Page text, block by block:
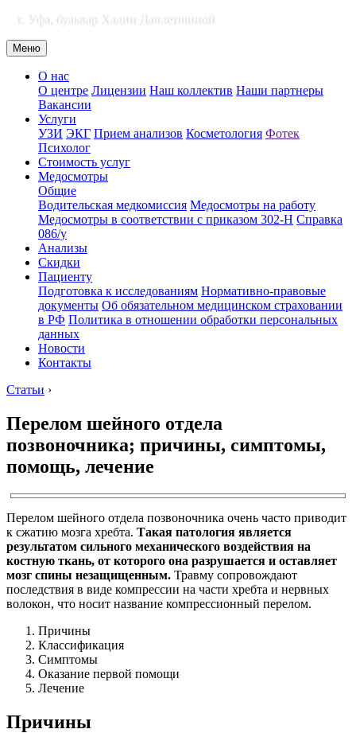
г. Уфа, бульвар Хадии Давлетшиной
Меню
О нас
О центре Лицензии Наш коллектив Наши партнеры
Вакансии
Услуги
УЗИ ЭКГ Прием анализов Косметология Фотек
Психолог
Стоимость услуг
Медосмотры
Общие
Водительская медкомиссия Медосмотры на работу
Медосмотры в соответствии с приказом 302-Н Справка
086/у
Анализы
Скидки
Пациенту
Подготовка к исследованиям Нормативно-правовые
документы Об обязательном медицинском страховании
в РФ Политика в отношении обработки персональных
данных
Новости
Контакты
Статьи ›
Перелом шейного отдела
позвоночника; причины, симптомы,
помощь, лечение
Перелом шейного отдела позвоночника очень часто приводит
к сжатию мозга хребта. Такая патология является
результатом сильного механического воздействия на
костную ткань, от которого она разрушается и оставляет
мозг спины незащищенным. Травму сопровождают
последствия в виде компрессии на части хребта и нервных
волокон, что носит название компрессионный перелом.
Причины
Классификация
Симптомы
Оказание первой помощи
Лечение
Причины